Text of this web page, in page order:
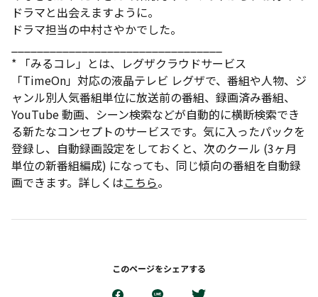
ドラマと出会えますように。
ドラマ担当の中村さやかでした。
* 「みるコレ」とは、レグザクラウドサービス
「TimeOn」対応の液晶テレビ レグザで、番組や人物、ジ
ャンル別人気番組単位に放送前の番組、録画済み番組、
YouTube 動画、シーン検索などが自動的に横断検索でき
る新たなコンセプトのサービスです。気に入ったパックを
登録し、自動録画設定をしておくと、次のクール (3ヶ月
単位の新番組編成) になっても、同じ傾向の番組を自動録
画できます。詳しくはこちら。
このページをシェアする